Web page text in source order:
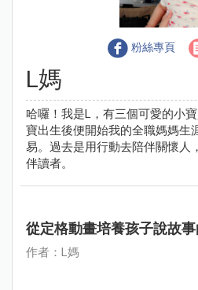
粉絲專頁
L媽
哈囉！我是L，有三個可愛的小
寶出生後便開始我的全職媽媽生
易。過去是用行動去陪伴關懷人
伴讀者。
從定格動畫培養孩子說故
作者：L媽